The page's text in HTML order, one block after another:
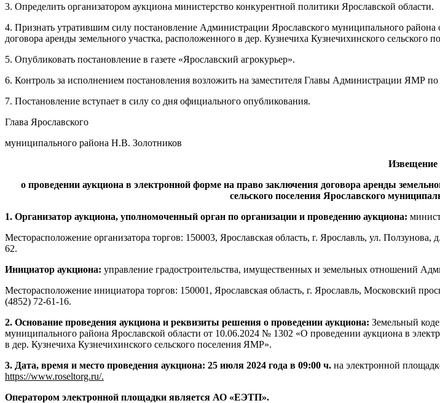
3. Определить организатором аукциона министерство конкурентной политики Ярославской области.
4. Признать утратившим силу постановление Администрации Ярославского муниципального
договора аренды земельного участка, расположенного в дер. Кузнечиха Кузнечихинского сельского
5. Опубликовать постановление в газете «Ярославский агрокурьер».
6. Контроль за исполнением постановления возложить на заместителя Главы Администрации ЯМР
7. Постановление вступает в силу со дня официального опубликования.
Глава Ярославского
муниципального района Н.В. Золотников
Извещение
о проведении аукциона в электронной форме на право заключения договора аренды
сельского поселения Ярославского
1. Организатор аукциона, уполномоченный орган по организации и проведению аукциона:
Месторасположение организатора торгов: 150003, Ярославская область, г. Ярославль, ул.
62.
Инициатор аукциона: управление градостроительства, имущественных и земельных отношений
Месторасположение инициатора торгов: 150001, Ярославская область, г. Ярославль, Московский
(4852) 72-61-16.
2. Основание проведения аукциона и реквизиты решения о проведении аукциона: Земельный
муниципального района Ярославской области от 10.06.2024 № 1302 «О проведении аукциона в
в дер. Кузнечиха Кузнечихинского сельского поселения ЯМР».
3. Дата, время и место проведения аукциона: 25 июля 2024 года в 09:00 ч. на электронной
https://www.roseltorg.ru/.
Оператором электронной площадки является АО «ЕЭТП».